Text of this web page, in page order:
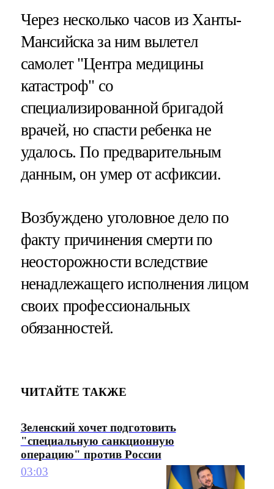
Через несколько часов из Ханты-
Мансийска за ним вылетел
самолет "Центра медицины
катастроф" со
специализированной бригадой
врачей, но спасти ребенка не
удалось. По предварительным
данным, он умер от асфиксии.
Возбуждено уголовное дело по
факту причинения смерти по
неосторожности вследствие
ненадлежащего исполнения лицом
своих профессиональных
обязанностей.
ЧИТАЙТЕ ТАКЖЕ
Зеленский хочет подготовить
"специальную санкционную
операцию" против России
03:03